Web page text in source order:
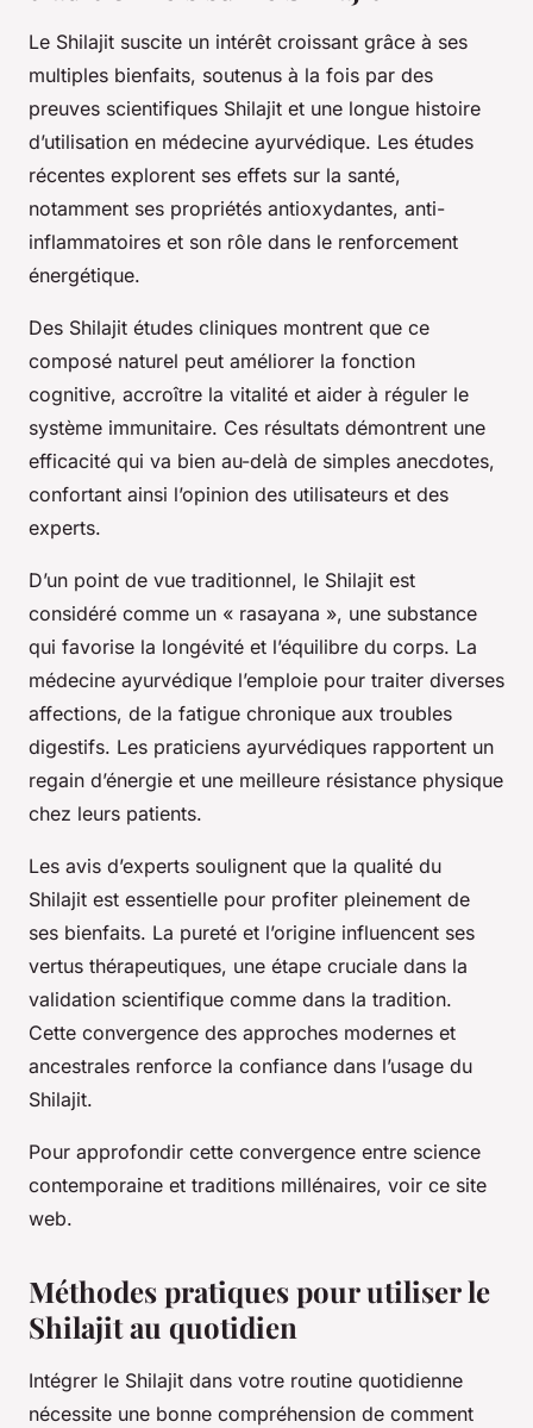
Le Shilajit suscite un intérêt croissant grâce à ses
multiples bienfaits, soutenus à la fois par des
preuves scientifiques Shilajit et une longue histoire
d’utilisation en médecine ayurvédique. Les études
récentes explorent ses effets sur la santé,
notamment ses propriétés antioxydantes, anti-
inflammatoires et son rôle dans le renforcement
énergétique.
Des Shilajit études cliniques montrent que ce
composé naturel peut améliorer la fonction
cognitive, accroître la vitalité et aider à réguler le
système immunitaire. Ces résultats démontrent une
efficacité qui va bien au-delà de simples anecdotes,
confortant ainsi l’opinion des utilisateurs et des
experts.
D’un point de vue traditionnel, le Shilajit est
considéré comme un « rasayana », une substance
qui favorise la longévité et l’équilibre du corps. La
médecine ayurvédique l’emploie pour traiter diverses
affections, de la fatigue chronique aux troubles
digestifs. Les praticiens ayurvédiques rapportent un
regain d’énergie et une meilleure résistance physique
chez leurs patients.
Les avis d’experts soulignent que la qualité du
Shilajit est essentielle pour profiter pleinement de
ses bienfaits. La pureté et l’origine influencent ses
vertus thérapeutiques, une étape cruciale dans la
validation scientifique comme dans la tradition.
Cette convergence des approches modernes et
ancestrales renforce la confiance dans l’usage du
Shilajit.
Pour approfondir cette convergence entre science
contemporaine et traditions millénaires, voir ce site
web.
Méthodes pratiques pour utiliser le
Shilajit au quotidien
Intégrer le Shilajit dans votre routine quotidienne
nécessite une bonne compréhension de comment